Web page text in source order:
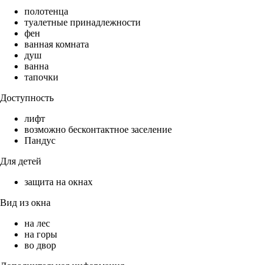
полотенца
туалетные принадлежности
фен
ванная комната
душ
ванна
тапочки
Доступность
лифт
возможно бесконтактное заселение
Пандус
Для детей
защита на окнах
Вид из окна
на лес
на горы
во двор